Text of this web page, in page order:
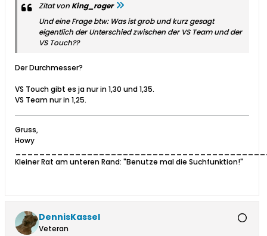
Zitat vonKing_roger
Und eine Frage btw: Was ist grob und kurz gesagt
eigentlich der Unterschied zwischen der VS Team und der
VS Touch??
Der Durchmesser?
VS Touch gibt es ja nur in 1,30 und 1,35.
VS Team nur in 1,25.
Gruss,
Howy
Kleiner Rat am unteren Rand: "Benutze mal die Suchfunktion!"
DennisKassel
Veteran